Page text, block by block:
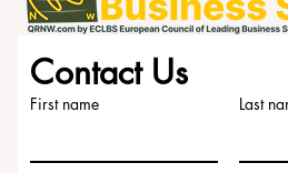
Contact Us
First name Last